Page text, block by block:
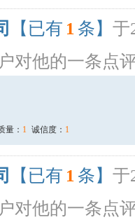
【已有 1 条】 于
对他的一条点
量： 1 诚信度： 1
【已有 1 条】 于
对他的一条点